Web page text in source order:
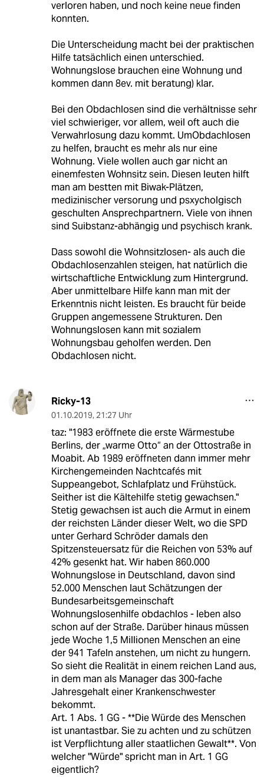
verloren haben, und noch keine neue finden
konnten.
Die Unterscheidung macht bei der praktischen
Hilfe tatsächlich einen unterschied.
Wohnungslose brauchen eine Wohnung und
kommen dann 8ev. mit beratung) klar.
Bei den Obdachlosen sind die verhältnisse sehr
viel schwieriger, vor allem, weil oft auch die
Verwahrlosung dazu kommt. UmObdachlosen
zu helfen, braucht es mehr als nur eine
Wohnung. Viele wollen auch gar nicht an
einemfesten Wohnsitz sein. Diesen leuten hilft
man am bestten mit Biwak-Plätzen,
medizinischer versorung und psxycholgisch
geschulten Ansprechpartnern. Viele von ihnen
sind Suibstanz-abhängig und psychisch krank.
Dass sowohl die Wohnsitzlosen- als auch die
Obdachlosenzahlen steigen, hat natürlich die
wirtschaftliche Entwicklung zum Hintergrund.
Aber unmittelbare Hilfe kann man mit der
Erkenntnis nicht leisten. Es braucht für beide
Gruppen angemessene Strukturen. Den
Wohnungslosen kann mit sozialem
Wohnungsbau geholfen werden. Den
Obdachlosen nicht.
Ricky-13
01.10.2019, 21:27 Uhr
taz: "1983 eröffnete die erste Wärmestube
Berlins, der „warme Otto“ an der Ottostraße in
Moabit. Ab 1989 eröffneten dann immer mehr
Kirchengemeinden Nachtcafés mit
Suppeangebot, Schlafplatz und Frühstück.
Seither ist die Kältehilfe stetig gewachsen."
Stetig gewachsen ist auch die Armut in einem
der reichsten Länder dieser Welt, wo die SPD
unter Gerhard Schröder damals den
Spitzensteuersatz für die Reichen von 53% auf
42% gesenkt hat. Wir haben 860.000
Wohnungslose in Deutschland, davon sind
52.000 Menschen laut Schätzungen der
Bundesarbeitsgemeinschaft
Wohnungslosenhilfe obdachlos - leben also
schon auf der Straße. Darüber hinaus müssen
jede Woche 1,5 Millionen Menschen an eine
der 941 Tafeln anstehen, um nicht zu hungern.
So sieht die Realität in einem reichen Land aus,
in dem man als Manager das 300-fache
Jahresgehalt einer Krankenschwester
bekommt.
Art. 1 Abs. 1 GG - **Die Würde des Menschen
ist unantastbar. Sie zu achten und zu schützen
ist Verpflichtung aller staatlichen Gewalt**. Von
welcher "Würde" spricht man in Art. 1 GG
eigentlich?